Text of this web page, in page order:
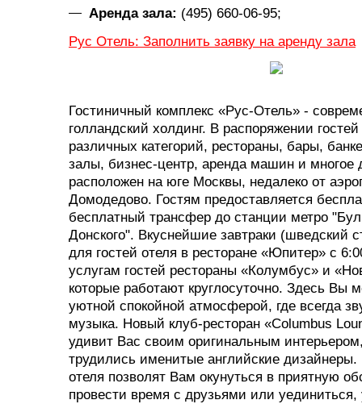
Аренда зала: (495) 660-06-95;
Рус Отель: Заполнить заявку на аренду зала
Гостиничный комплекс «Рус-Отель» -
голландский холдинг. В распоряжении
различных категорий, рестораны, бары,
залы, бизнес-центр, аренда машин и многое
расположен на юге Москвы, недалеко от
Домодедово. Гостям предоставляется
бесплатный трансфер до станции метро
Донского". Вкуснейшие завтраки (шведский
для гостей отеля в ресторане «Юпитер» с
услугам гостей рестораны «Колумбус» и
которые работают круглосуточно. Здесь Вы
уютной спокойной атмосферой, где всегда
музыка. Новый клуб-ресторан «Columbus
удивит Вас своим оригинальным
трудились именитые английские
отеля позволят Вам окунуться в приятную
провести время с друзьями или уединиться,